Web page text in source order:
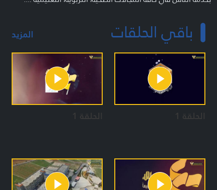
باقي الحلقات المزيد
الحلقة 1 الحلقة 1